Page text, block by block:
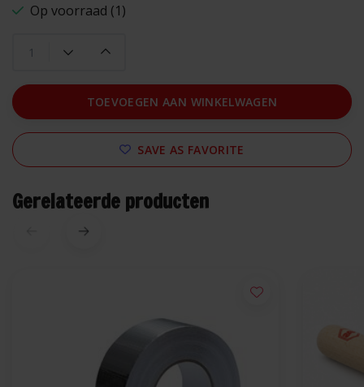
Op voorraad (1)
TOEVOEGEN AAN WINKELWAGEN
SAVE AS FAVORITE
Gerelateerde producten